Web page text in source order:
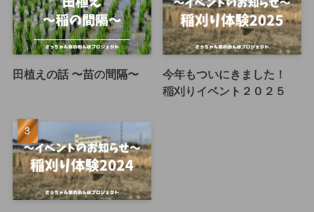
田植えの話 〜苗の間隔〜
今年もついにきました！
稲刈りイベント２０２５